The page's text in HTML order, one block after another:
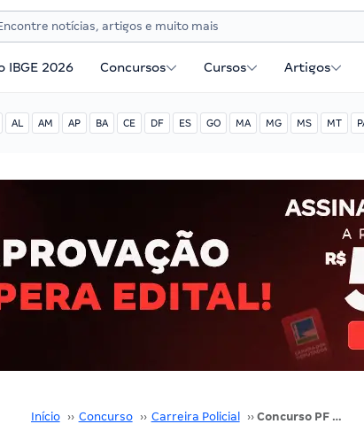
IBGE 2026 Concursos Cursos Artigos
AL AM AP BA CE DF ES GO MA MG MS MT
Início ›› Concurso ›› Carreira Policial ›› Concurso PF 2025: veja as justificativas de alteração no gabarito!